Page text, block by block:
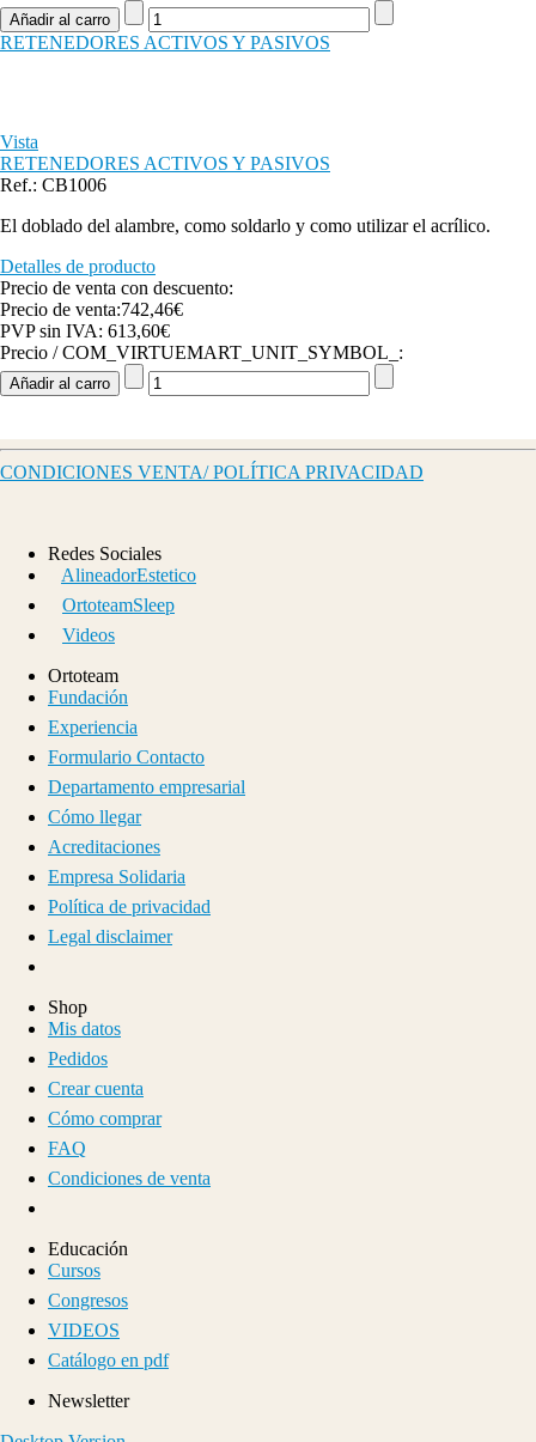
RETENEDORES ACTIVOS Y PASIVOS
Vista
RETENEDORES ACTIVOS Y PASIVOS
Ref.: CB1006
El doblado del alambre, como soldarlo y como utilizar el acrílico.
Detalles de producto
Precio de venta con descuento:
Precio de venta:742,46€
PVP sin IVA: 613,60€
Precio / COM_VIRTUEMART_UNIT_SYMBOL_:
CONDICIONES VENTA/ POLÍTICA PRIVACIDAD
Redes Sociales
AlineadorEstetico
OrtoteamSleep
Videos
Ortoteam
Fundación
Experiencia
Formulario Contacto
Departamento empresarial
Cómo llegar
Acreditaciones
Empresa Solidaria
Política de privacidad
Legal disclaimer
Shop
Mis datos
Pedidos
Crear cuenta
Cómo comprar
FAQ
Condiciones de venta
Educación
Cursos
Congresos
VIDEOS
Catálogo en pdf
Newsletter